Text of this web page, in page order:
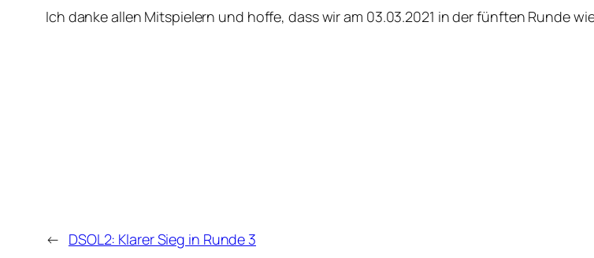
Ich danke allen Mitspielern und hoffe, dass wir am 03.03.2021 in der fünften Runde
← DSOL2: Klarer Sieg in Runde 3